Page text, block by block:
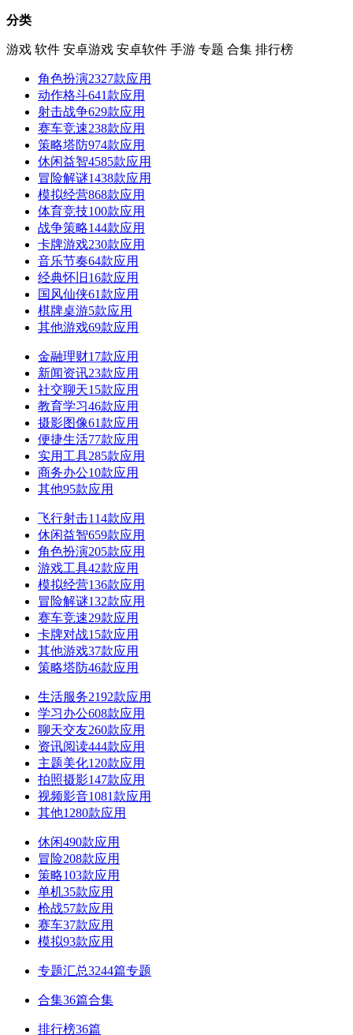
分类
游戏 软件 安卓游戏 安卓软件 手游 专题 合集 排行榜
角色扮演2327款应用
动作格斗641款应用
射击战争629款应用
赛车竞速238款应用
策略塔防974款应用
休闲益智4585款应用
冒险解谜1438款应用
模拟经营868款应用
体育竞技100款应用
战争策略144款应用
卡牌游戏230款应用
音乐节奏64款应用
经典怀旧 16款应用
国风仙侠61款应用
棋牌桌游5款应用
其他游戏69款应用
金融理财17款应用
新闻资讯23款应用
社交聊天15款应用
教育学习46款应用
摄影图像61款应用
便捷生活77款应用
实用工具285款应用
商务办公10款应用
其他95款应用
飞行射击114款应用
休闲益智659款应用
角色扮演205款应用
游戏工具42款应用
模拟经营136款应用
冒险解谜132款应用
赛车竞速29款应用
卡牌对战15款应用
其他游戏37款应用
策略塔防46款应用
生活服务2192款应用
学习办公608款应用
聊天交友260款应用
资讯阅读444款应用
主题美化120款应用
拍照摄影147款应用
视频影音1081款应用
其他1280款应用
休闲490款应用
冒险208款应用
策略103款应用
单机35款应用
枪战57款应用
赛车37款应用
模拟93款应用
专题汇总3244篇专题
合集36篇合集
排行榜36篇